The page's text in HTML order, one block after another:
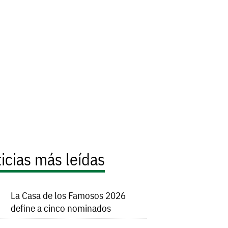
más leídas
La Casa de los Famosos 2026
define a cinco nominados